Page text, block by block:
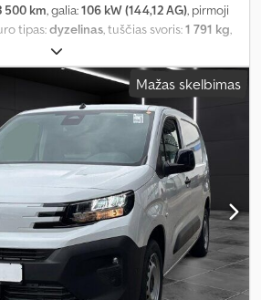
500 km, galia:106 kW (144,12 AG), pirmoji
tipas:dyzelinas, tuščias svoris:1 791 kg,
943 kg, bendras svoris:
(TÜV):01/2028, kuras:dyzelinas,
kabina: , pavaros tipas:mechaninis,
, sėdimų vietų skaičius:3, bendras ilgis:
mm , krovimo vietos ilgis:4 980 mm
, krovos erdvės aukštis:1 895
, Įranga:ABS, borto kompiuteris,
stabilumo programa (ESP),
kontrolė, naudoto automobilio
oro kondicionavimas, oro
statymo jutikliai, stumdomos
kontrolė, vairo stiprintuvas,
Mažas skelbimas